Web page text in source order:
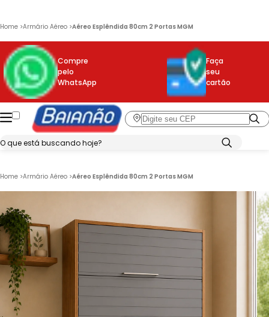
Home >Armário Aéreo >Aéreo Esplêndida 80cm 2 Portas MGM
Compre
pelo
WhatsApp
Faça
seu
cartão
Home >Armário Aéreo >Aéreo Esplêndida 80cm 2 Portas MGM